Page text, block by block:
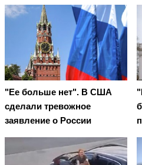
"Ее больше нет". В США
сделали тревожное
заявление о России